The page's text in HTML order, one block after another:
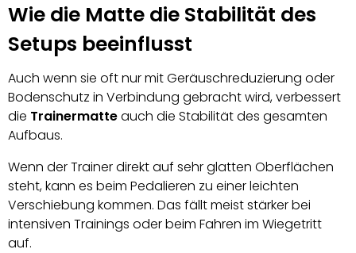
Wie die Matte die Stabilität des
Setups beeinflusst
Auch wenn sie oft nur mit Geräuschreduzierung oder
Bodenschutz in Verbindung gebracht wird, verbessert
die Trainermatteauch die Stabilität des gesamten
Aufbaus.
Wenn der Trainer direkt auf sehr glatten Oberflächen
steht, kann es beim Pedalieren zu einer leichten
Verschiebung kommen. Das fällt meist stärker bei
intensiven Trainings oder beim Fahren im Wiegetritt
auf.